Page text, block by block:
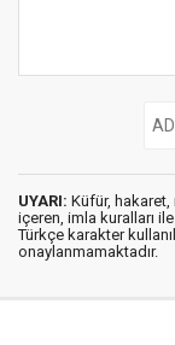
UYARI: Küfür, hakaret,
içeren, imla kuralları ile
Türkçe karakter
onaylanmamaktadır.